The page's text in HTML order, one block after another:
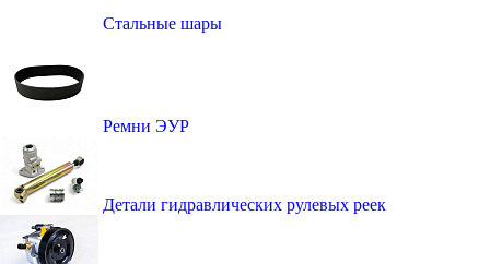
Стальные шары
Ремни ЭУР
Детали гидравлических рулевых реек